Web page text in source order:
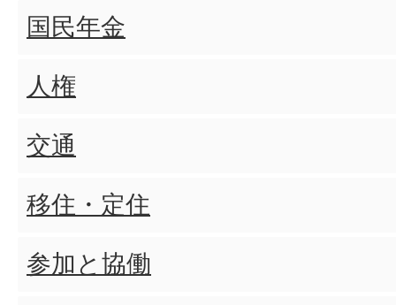
グリーン化特例(軽課)の四輪以
税率はいくらですか?
グリーン化特例(軽課)の対象
ますか?
平生町インターネット公売の
国民年金
人権
交通
移住・定住
参加と協働